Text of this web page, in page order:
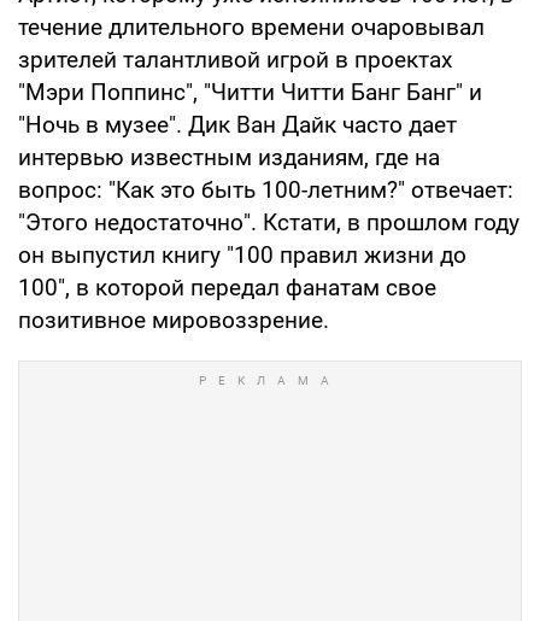
течение длительного времени очаровывал
зрителей талантливой игрой в проектах
"Мэри Поппинс", "Читти Читти Банг Банг" и
"Ночь в музее". Дик Ван Дайк часто дает
интервью известным изданиям, где на
вопрос: "Как это быть 100-летним?" отвечает:
"Этого недостаточно". Кстати, в прошлом году
он выпустил книгу "100 правил жизни до
100", в которой передал фанатам свое
позитивное мировоззрение.